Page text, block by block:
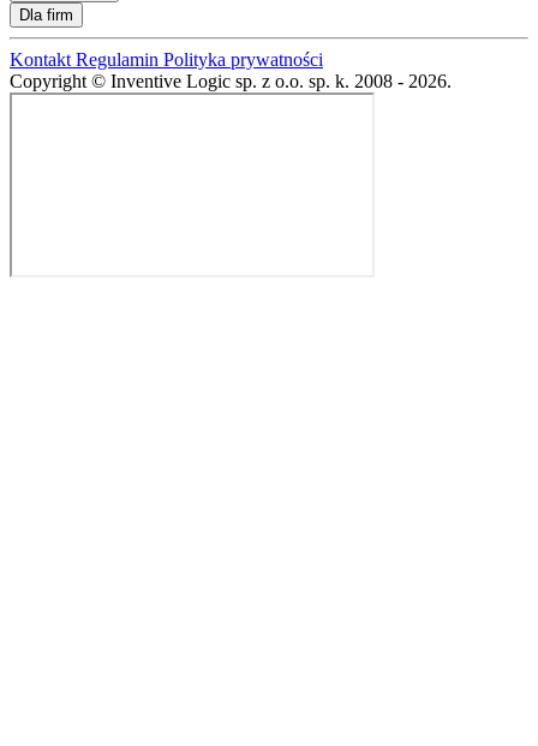
Dla firm
Kontakt Regulamin Polityka prywatności
Copyright © Inventive Logic sp. z o.o. sp. k. 2008 - 2026.